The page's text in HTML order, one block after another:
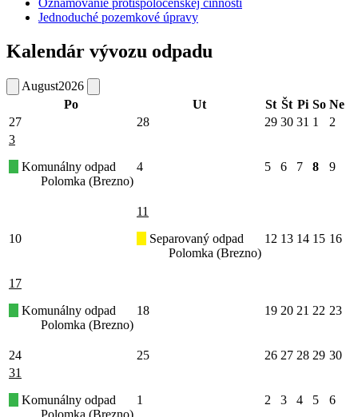
Jednoduché pozemkové úpravy
Kalendár vývozu odpadu
August2026
Po
Ut St Št Pi So Ne
27
28 29 30 31 1
2
3
Komunálny odpad
Polomka (Brezno)
4 5 6 7 8 9
10
11
Separovaný odpad
Polomka (Brezno)
12 13 14 15 16
17
Komunálny odpad
Polomka (Brezno)
18 19 20 21 22 23
24 25 26 27 28 29 30
31
Komunálny odpad
Polomka (Brezno)
1 2 3 4 5 6